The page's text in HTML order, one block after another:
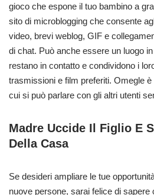
gioco che espone il tuo bambino a
sito di microblogging che consente
video, brevi weblog, GIF e
di chat. Può anche essere un luogo
restano in contatto e condividono i
trasmissioni e film preferiti. Omegle
cui si può parlare con gli altri utenti
Madre Uccide Il Figlio E
Della Casa
Se desideri ampliare le tue
nuove persone, sarai felice di